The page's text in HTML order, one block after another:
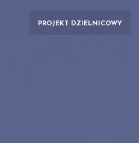
PROJEKT DZIELNICOWY